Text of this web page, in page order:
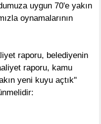
uygun 70'e yakın
oynamalarının
raporu, belediyenin
raporu, kamu
yeni kuyu açtık''